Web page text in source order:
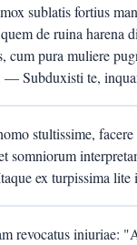
sublatis fortius
de ruina harena
cum pura muliere
— Subduxisti te,
stultissime, facere
somniorum
ex turpissima
revocatus iniuriae: